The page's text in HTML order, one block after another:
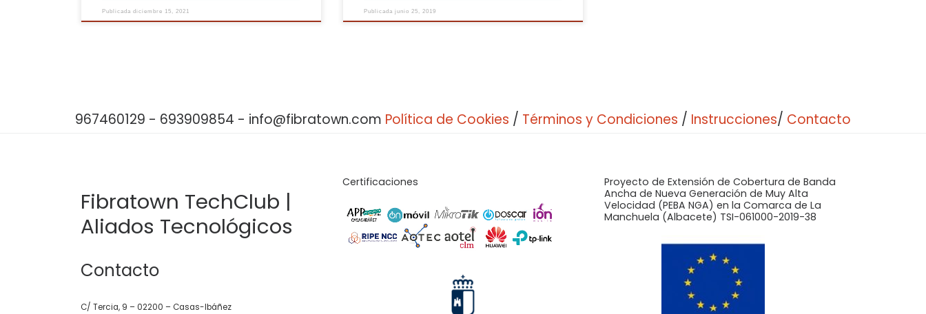
Publicadadiciembre 15, 2021 Publicadajunio 25, 2019
967460129 - 693909854 - info@fibratown.com Política de Cookies / Términos y Condiciones / Instrucciones/ Contacto
Fibratown TechClub |
Aliados Tecnológicos
Contacto
C/ Tercia, 9 – 02200 – Casas-Ibáñez
Certificaciones
Proyecto de Extensión de Cobertura de Banda
Ancha de Nueva Generación de Muy Alta
Velocidad (PEBA NGA) en la Comarca de La
Manchuela (Albacete) TSI-061000-2019-38